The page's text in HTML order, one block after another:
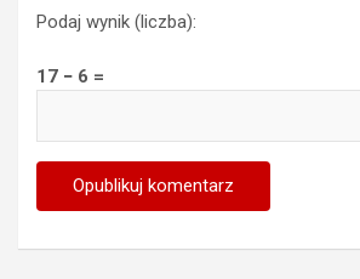
Podaj wynik (liczba):
17 − 6 =